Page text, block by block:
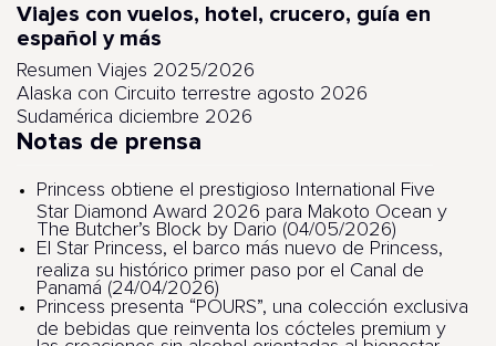
Viajes con vuelos, hotel, crucero, guía en
español y más
Resumen Viajes 2025/2026
Alaska con Circuito terrestre agosto 2026
Sudamérica diciembre 2026
Notas de prensa
Princess obtiene el prestigioso International Five
Star Diamond Award 2026 para Makoto Ocean y
The Butcher’s Block by Dario (04/05/2026)
El Star Princess, el barco más nuevo de Princess,
realiza su histórico primer paso por el Canal de
Panamá (24/04/2026)
Princess presenta “POURS”, una colección exclusiva
de bebidas que reinventa los cócteles premium y